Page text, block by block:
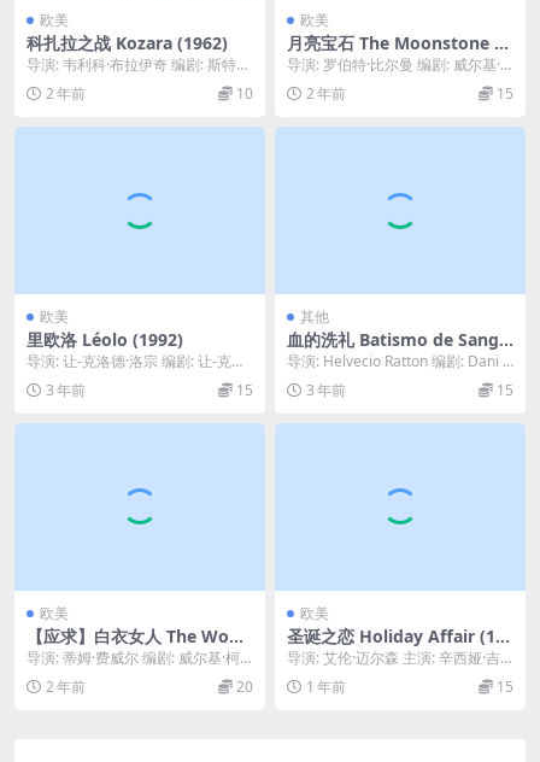
欧美
科扎拉之战 Kozara (1962)
导演: 韦利科·布拉伊奇 编剧: 斯特万
·布拉伊奇 / 韦利科·布拉伊奇 / R...
2 年前 10
欧美
月亮宝石 The Moonstone (1
996)
导演: 罗伯特·比尔曼 编剧: 威尔基·
柯林斯 / Kevin Elyot 主演...
2 年前 15
欧美
里欧洛 Léolo (1992)
导演: 让-克洛德·洛宗 编剧: 让-克洛
德·洛宗 主演: 吉尔伯特·思柯特 /...
3 年前 15
其他
血的洗礼 Batismo de Sangu
e (2007)
导演: Helvecio Ratton 编剧: Dani P
atarra / H...
3 年前 15
欧美
【应求】白衣女人 The Wom
an in White (1997)
导演: 蒂姆·费威尔 编剧: 威尔基·柯
林斯 / 大卫·皮里 主演: 塔拉·菲茨...
2 年前 20
欧美
圣诞之恋 Holiday Affair (19
96)
导演: 艾伦·迈尔森 主演: 辛西娅·吉
布 / 大卫·詹姆斯·艾略特 / Cur...
1 年前 15